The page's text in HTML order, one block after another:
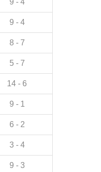
9 - 4
8 - 7
5 - 7
14 - 6
9 - 1
6 - 2
3 - 4
9 - 3